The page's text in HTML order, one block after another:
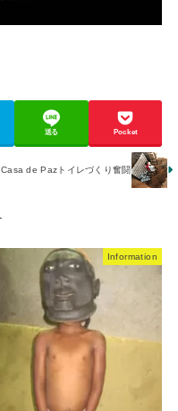
送る Pocket
Casa de Pazトイレづくり奮闘
Information